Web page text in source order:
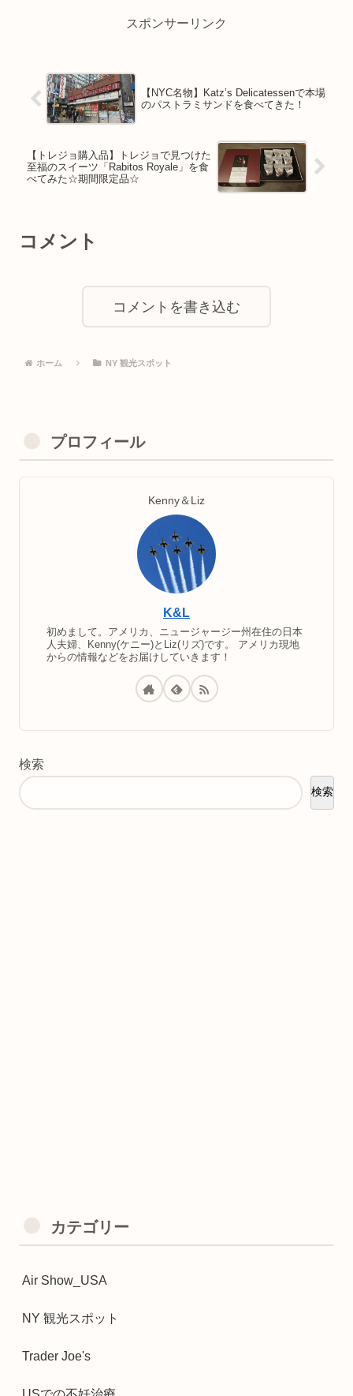
スポンサーリンク
【NYC名物】Katz’s Delicatessenで本場
のパストラミサンドを食べてきた！
【トレジョ購入品】トレジョで見つけた
至福のスイーツ「Rabitos Royale」を食
べてみた☆期間限定品☆
コメント
コメントを書き込む
ホーム NY 観光スポット
プロフィール
Kenny＆Liz
K&L
初めまして。アメリカ、ニュージャージー州在住の日本
人夫婦、Kenny(ケニー)とLiz(リズ)です。 アメリカ現地
からの情報などをお届けしていきます！
検索
検索
カテゴリー
Air Show_USA
NY 観光スポット
Trader Joe's